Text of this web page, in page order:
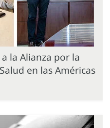
la Alianza por la
en las Américas